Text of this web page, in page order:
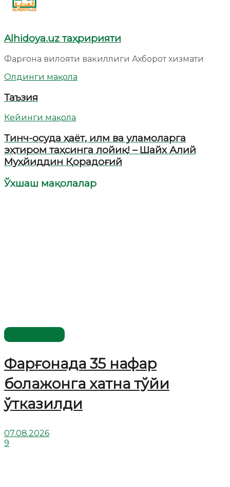
Alhidoya.uz таҳририяти
Фарғона вилояти вакиллиги Ахборот хизмати
Олдинги мақола
Таъзия
Кейинги мақола
Тинч-осуда ҳаёт, илм ва уламоларга
эҳтиром таҳсинга лойиқ! – Шайх Алий
Муҳйиддин Қорадоғий
Ўхшаш мақолалар
Фарғонада 35 нафар
болажонга хатна тўйи
ўтказилди
07.08.2026
9